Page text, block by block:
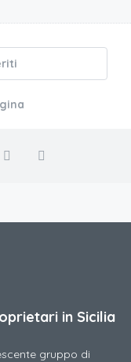
in Sicilia
gruppo di